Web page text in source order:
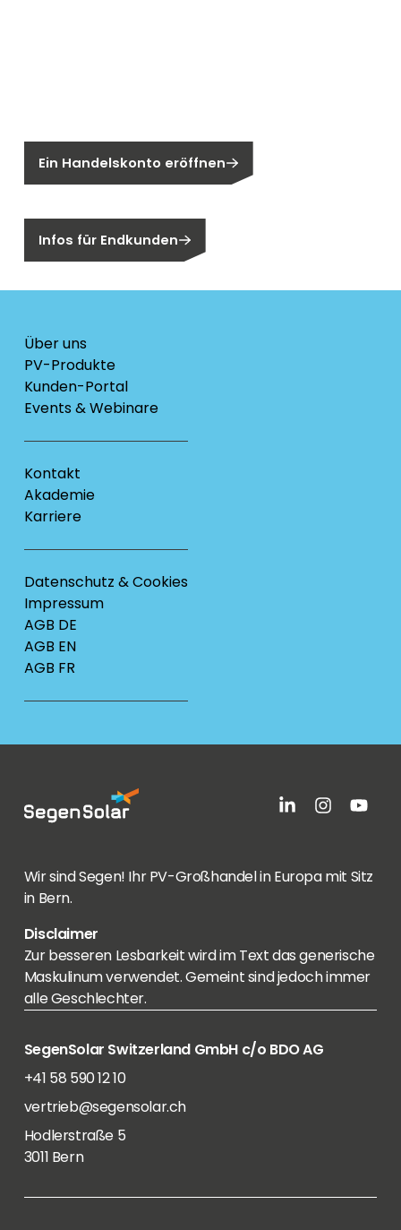
Ein Handelskonto eröffnen
Infos für Endkunden
Über uns
PV-Produkte
Kunden-Portal
Events & Webinare
Kontakt
Akademie
Karriere
Datenschutz & Cookies
Impressum
AGB DE
AGB EN
AGB FR
Wir sind Segen! Ihr PV-Großhandel in Europa mit Sitz
in Bern.
Disclaimer
Zur besseren Lesbarkeit wird im Text das generische
Maskulinum verwendet. Gemeint sind jedoch immer
alle Geschlechter.
SegenSolar Switzerland GmbH c/o BDO AG
+41 58 590 12 10
vertrieb@segensolar.ch
Hodlerstraße 5
3011 Bern